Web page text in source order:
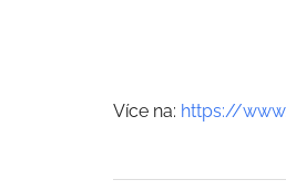
Více na: https://